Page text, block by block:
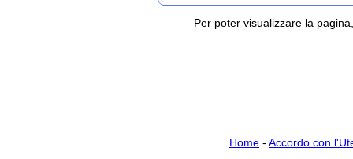
Per poter visualizzare la
Home - Accordo con